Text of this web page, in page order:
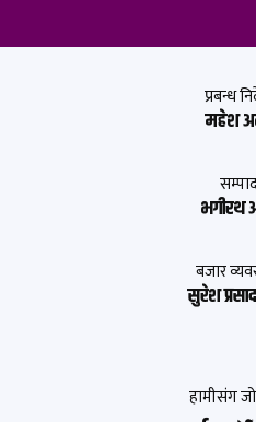
प्रबन्ध
महेश
भगीरथ
बजार
सुरेश
हामीसंग